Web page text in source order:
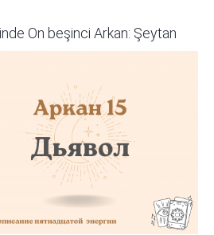
On beşinci Arkan: Şeytan